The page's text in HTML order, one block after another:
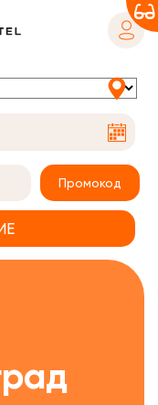
Промокод